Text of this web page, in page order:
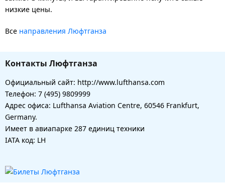
низкие цены.
Все направления Люфтганза
Контакты Люфтганза
Официальный сайт: http://www.lufthansa.com
Телефон: 7 (495) 9809999
Адрес офиса: Lufthansa Aviation Centre, 60546 Frankfurt,
Germany.
Имеет в авиапарке 287 единиц техники
IATA код: LH